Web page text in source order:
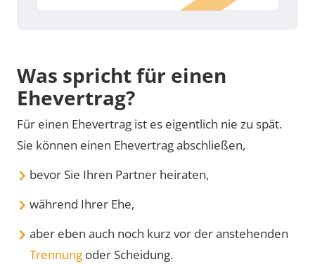
Was spricht für einen
Ehevertrag?
Für einen Ehevertrag ist es eigentlich nie zu spät.
Sie können einen Ehevertrag abschließen,
bevor Sie Ihren Partner heiraten,
während Ihrer Ehe,
aber eben auch noch kurz vor der anstehenden
Trennung oder Scheidung.